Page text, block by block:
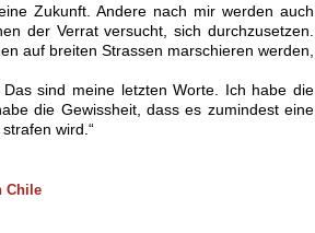
Zukunft. Andere nach mir werden auch
der Verrat versucht, sich durchzusetzen.
auf breiten Strassen marschieren werden,
sind meine letzten Worte. Ich habe die
die Gewissheit, dass es zumindest eine
wird.“
Chile